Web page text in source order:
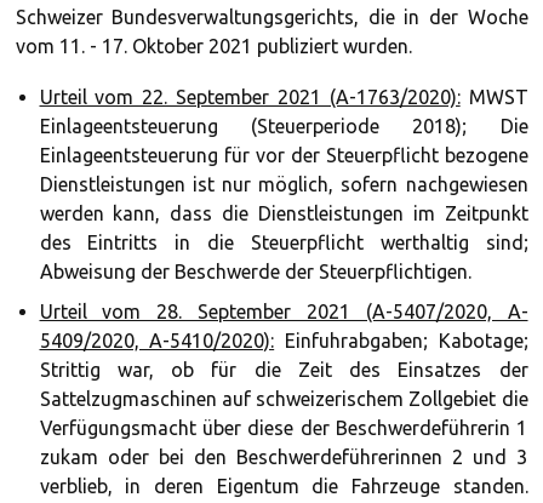
Schweizer Bundesverwaltungsgerichts, die in der Woche
vom 11. - 17. Oktober 2021 publiziert wurden.
Urteil vom 22. September 2021 (A-1763/2020):MWST
Einlageentsteuerung (Steuerperiode 2018); Die
Einlageentsteuerung für vor der Steuerpflicht bezogene
Dienstleistungen ist nur möglich, sofern nachgewiesen
werden kann, dass die Dienstleistungen im Zeitpunkt
des Eintritts in die Steuerpflicht werthaltig sind;
Abweisung der Beschwerde der Steuerpflichtigen.
Urteil vom 28. September 2021 (A-5407/2020, A-
5409/2020, A-5410/2020): Einfuhrabgaben; Kabotage;
Strittig war, ob für die Zeit des Einsatzes der
Sattelzugmaschinen auf schweizerischem Zollgebiet die
Verfügungsmacht über diese der Beschwerdeführerin 1
zukam oder bei den Beschwerdeführerinnen 2 und 3
verblieb, in deren Eigentum die Fahrzeuge standen.